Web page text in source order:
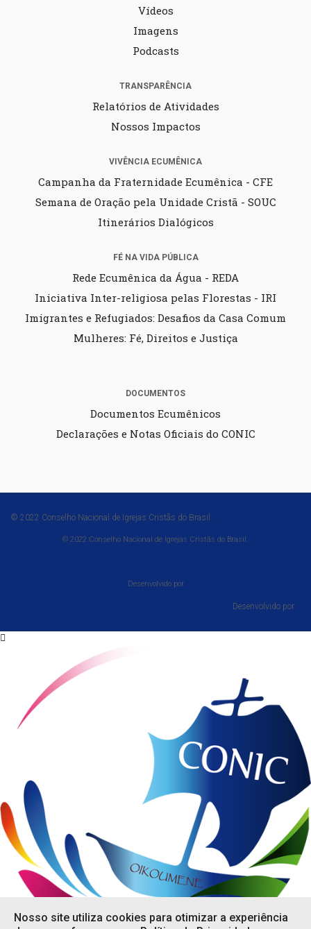
Vídeos
Imagens
Podcasts
TRANSPARÊNCIA
Relatórios de Atividades
Nossos Impactos
VIVÊNCIA ECUMÊNICA
Campanha da Fraternidade Ecumênica - CFE
Semana de Oração pela Unidade Cristã - SOUC
Itinerários Dialógicos
FÉ NA VIDA PÚBLICA
Rede Ecumênica da Água - REDA
Iniciativa Inter-religiosa pelas Florestas - IRI
Imigrantes e Refugiados: Desafios da Casa Comum
Mulheres: Fé, Direitos e Justiça
DOCUMENTOS
Documentos Ecumênicos
Declarações e Notas Oficiais do CONIC
© 2022 Conselho Nacional de Igrejas Cristãs do Brasil.
© 2022 Conselho Nacional de Igrejas Cristãs do Brasil.
Desenvolvido por
Desenvolvido por⠀
Nosso site utiliza cookies para otimizar a experiência